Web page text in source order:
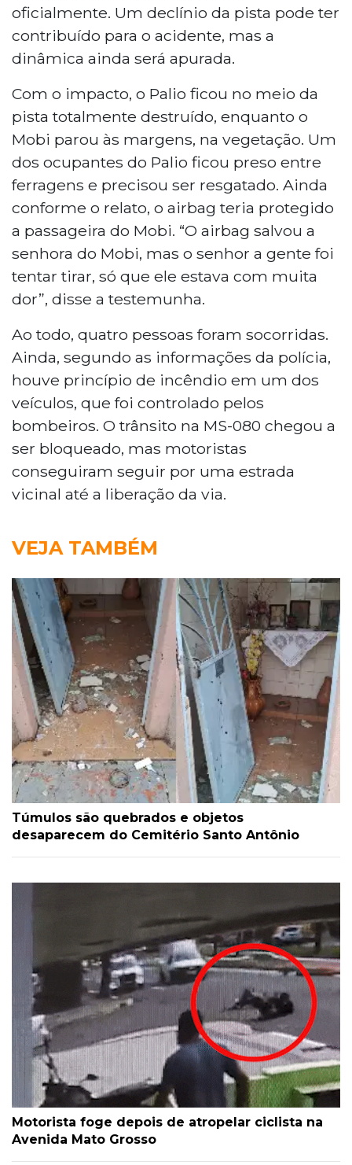
oficialmente. Um declínio da pista pode ter
contribuído para o acidente, mas a
dinâmica ainda será apurada.
Com o impacto, o Palio ficou no meio da
pista totalmente destruído, enquanto o
Mobi parou às margens, na vegetação. Um
dos ocupantes do Palio ficou preso entre
ferragens e precisou ser resgatado. Ainda
conforme o relato, o airbag teria protegido
a passageira do Mobi. “O airbag salvou a
senhora do Mobi, mas o senhor a gente foi
tentar tirar, só que ele estava com muita
dor”, disse a testemunha.
Ao todo, quatro pessoas foram socorridas.
Ainda, segundo as informações da polícia,
houve princípio de incêndio em um dos
veículos, que foi controlado pelos
bombeiros. O trânsito na MS-080 chegou a
ser bloqueado, mas motoristas
conseguiram seguir por uma estrada
vicinal até a liberação da via.
VEJA TAMBÉM
Túmulos são quebrados e objetos
desaparecem do Cemitério Santo Antônio
Motorista foge depois de atropelar ciclista na
Avenida Mato Grosso